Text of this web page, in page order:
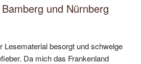
und Nürnberg
Lesematerial besorgt und schwelge
Da mich das Frankenland